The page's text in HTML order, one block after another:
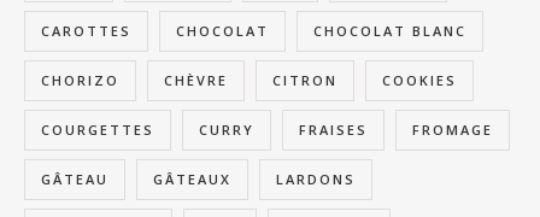
CAROTTES CHOCOLAT CHOCOLAT BLANC
CHORIZO CHÈVRE CITRON COOKIES
COURGETTES CURRY FRAISES FROMAGE
GÂTEAU GÂTEAUX LARDONS